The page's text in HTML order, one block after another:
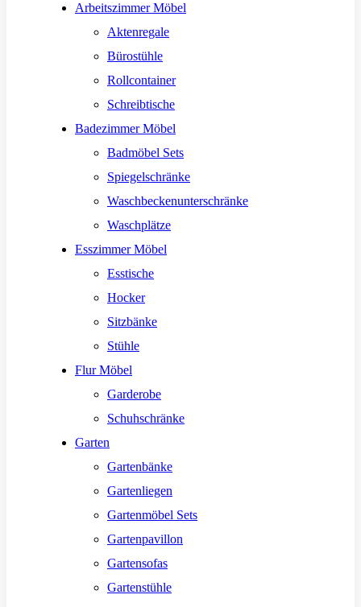
Arbeitszimmer Möbel
Aktenregale
Bürostühle
Rollcontainer
Schreibtische
Badezimmer Möbel
Badmöbel Sets
Spiegelschränke
Waschbeckenunterschränke
Waschplätze
Esszimmer Möbel
Esstische
Hocker
Sitzbänke
Stühle
Flur Möbel
Garderobe
Schuhschränke
Garten
Gartenbänke
Gartenliegen
Gartenmöbel Sets
Gartenpavillon
Gartensofas
Gartenstühle